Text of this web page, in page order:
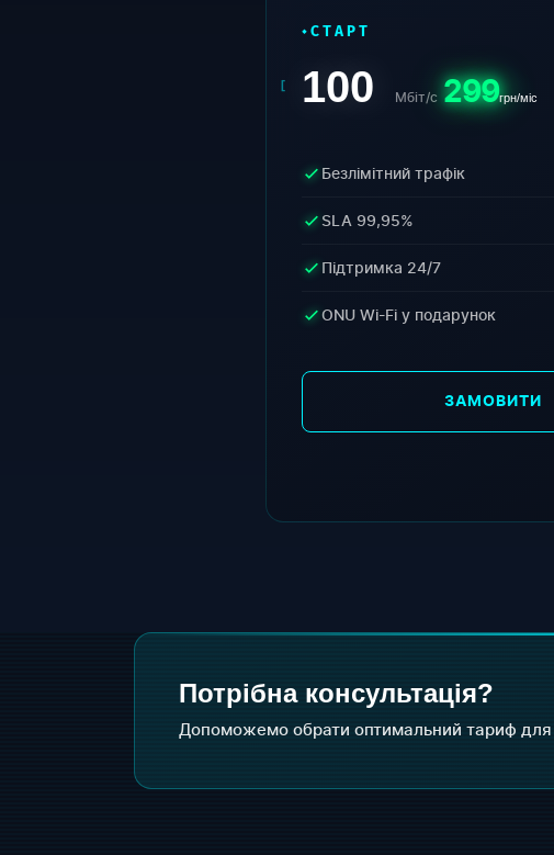
СТАРТ
100 Мбіт/с 299грн/міс
Безлімітний трафік
SLA 99,95%
Підтримка 24/7
ONU Wi-Fi у подарунок
ЗАМОВИТИ
Потрібна консультація?
Допоможемо обрати оптимальний тариф для